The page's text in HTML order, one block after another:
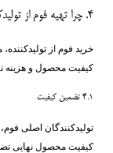
خرید فوم از تولیدکننده،
کیفیت محصول و هزینه
۴.۱ تضمین کیفیت
تولیدکنندگان اصلی
کیفیت محصول نهایی